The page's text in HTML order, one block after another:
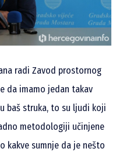
radi Zavod prostornog
da imamo jedan takav
baš struka, to su ljudi koji
metodologiji učinjene
kakve sumnje da je nešto